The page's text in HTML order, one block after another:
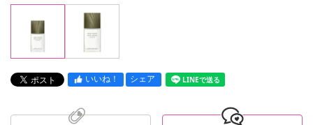
いいね！ シェア LINEで送る